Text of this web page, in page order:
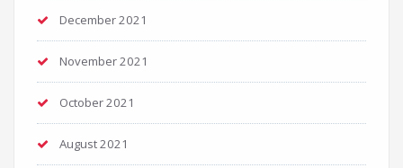
December 2021
November 2021
October 2021
August 2021